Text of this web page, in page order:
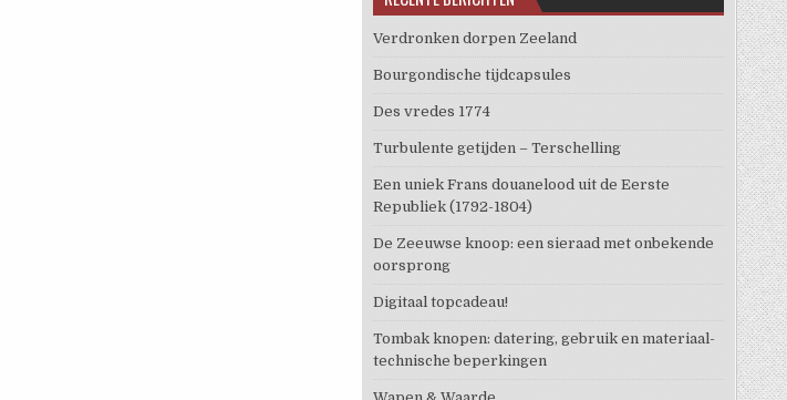
Verdronken dorpen Zeeland
Bourgondische tijdcapsules
Des vredes 1774
Turbulente getijden – Terschelling
Een uniek Frans douanelood uit de Eerste
Republiek (1792-1804)
De Zeeuwse knoop: een sieraad met onbekende
oorsprong
Digitaal topcadeau!
Tombak knopen: datering, gebruik en materiaal-
technische beperkingen